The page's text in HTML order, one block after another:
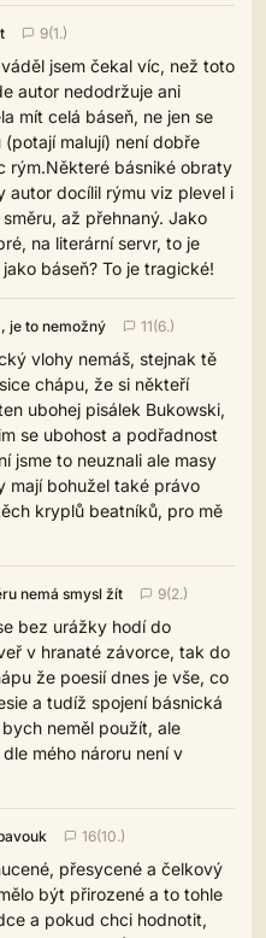
9(1.)
jsem čekal víc, než toto
autor nedodržuje ani
mít celá báseň, ne jen se
malují) není dobře
rým.Některé básniké obraty
autor docílil rýmu viz plevel i
až přehnaný. Jako
na literární servr, to je
báseň? To je tragické!
je to nemožný 11(6.)
vlohy nemáš, stejnak tě
chápu, že si někteří
ubohej pisálek Bukowski,
se ubohost a podřadnost
jsme to neuznali ale masy
mají bohužel také právo
kryplů beatníků, pro mě
nemá smysl žít 9(2.)
bez urážky hodí do
v hranaté závorce, tak do
že poesií dnes je vše, co
a tudíž spojení básnická
neměl použít, ale
mého nároru není v
16(10.)
přesycené a čelkový
být přirozené a to tohle
a pokud chci hodnotit,